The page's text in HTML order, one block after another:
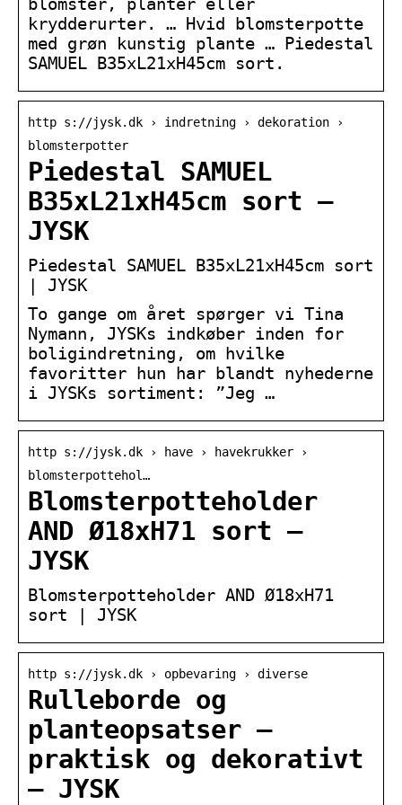
krydderurter. … Hvid blomsterpotte
med grøn kunstig plante … Piedestal
SAMUEL B35xL21xH45cm sort.
http s://jysk.dk › indretning › dekoration ›
blomsterpotter
Piedestal SAMUEL
B35xL21xH45cm sort –
JYSK
Piedestal SAMUEL B35xL21xH45cm sort
| JYSK
To gange om året spørger vi Tina
Nymann, JYSKs indkøber inden for
boligindretning, om hvilke
favoritter hun har blandt nyhederne
i JYSKs sortiment: ”Jeg …
http s://jysk.dk › have › havekrukker ›
blomsterpottehol…
Blomsterpotteholder
AND Ø18xH71 sort –
JYSK
Blomsterpotteholder AND Ø18xH71
sort | JYSK
http s://jysk.dk › opbevaring › diverse
Rulleborde og
planteopsatser –
praktisk og dekorativt
– JYSK